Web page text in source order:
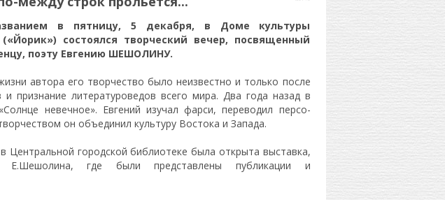
в пятницу, 5 декабря, в Доме культуры
состоялся творческий вечер, посвященный
поэту Евгению ШЕШОЛИНУ.
автора его творчество было неизвестно и только после
признание литературоведов всего мира. Два года назад в
невечное». Евгений изучал фарси, переводил персо-
он объединил культуру Востока и Запада.
Центральной городской библиотеке была открыта выставка,
Е.Шешолина, где были представлены публикации и